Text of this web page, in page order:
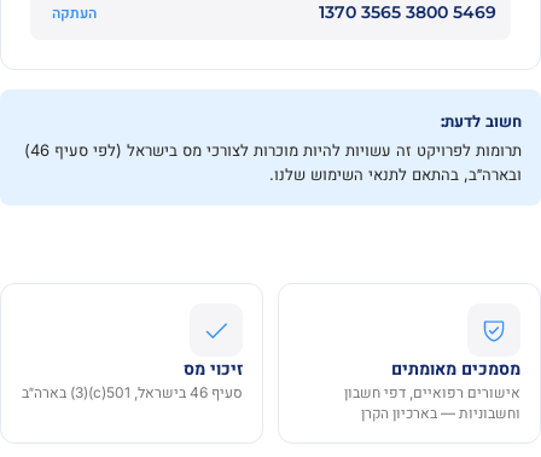
5469 3800 3565 1370 העתקה
חשוב לדעת:
תרומות לפרויקט זה עשויות להיות מוכרות לצורכי מס בישראל (לפי סעיף 46)
ובארה״ב, בהתאם לתנאי השימוש שלנו.
מסמכים מאומתים
אישורים רפואיים, דפי חשבון
וחשבוניות — בארכיון הקרן
זיכוי מס
סעיף 46 בישראל, 501(c)(3) בארה״ב